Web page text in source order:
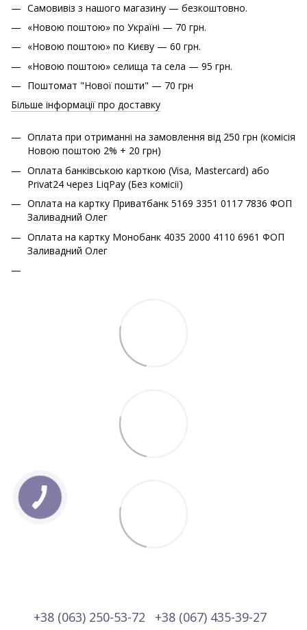
Самовивіз з нашого магазину — безкоштовно.
«Новою поштою» по Україні — 70 грн.
«Новою поштою» по Києву — 60 грн.
«Новою поштою» cелища та села — 95 грн.
Поштомат "Нової пошти" — 70 грн
Більше інформації про доставку
Оплата при отриманні на замовлення від 250 грн (комісія
Новою поштою 2% + 20 грн)
Оплата банківською карткою (Visa, Mastercard) або
Privat24 через LiqPay (Без комісії)
Оплата на картку Приватбанк 5169 3351 0117 7836 ФОП
Заливадний Олег
Оплата на картку Монобанк 4035 2000 4110 6961 ФОП
Заливадний Олег
+38 (063) 250-53-72 +38 (067) 435-39-27